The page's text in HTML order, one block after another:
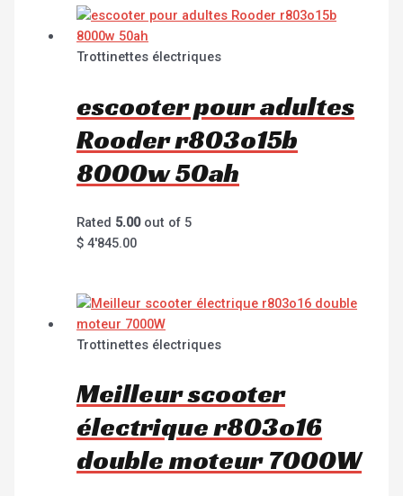
Trottinettes électriques
escooter pour adultes
Rooder r803o15b
8000w 50ah
Rated 5.00out of 5
$ 4'845.00
Trottinettes électriques
Meilleur scooter
électrique r803o16
double moteur 7000W